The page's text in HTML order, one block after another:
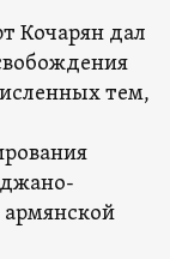
Кочарян дал
тем,